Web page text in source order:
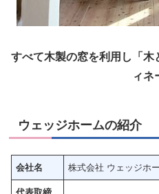
すべて木製の窓を利用し「
ィネ
ウェッジホームの紹介
会社名 株式会社 ウェッジホ